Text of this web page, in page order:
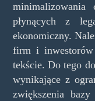
minimalizowania
płynących z
ekonomiczny.
firm i
tekście. Do tego
wynikające z
zwiększenia